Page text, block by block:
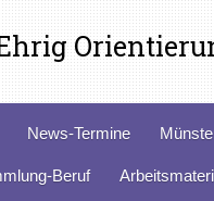
News-Termine
Beruf